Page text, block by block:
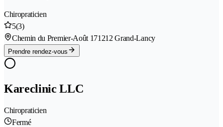
Chiropraticien
5(3)
Chemin du Premier-Août 171212 Grand-Lancy
Prendre rendez-vous
Kareclinic LLC
Chiropraticien
Fermé